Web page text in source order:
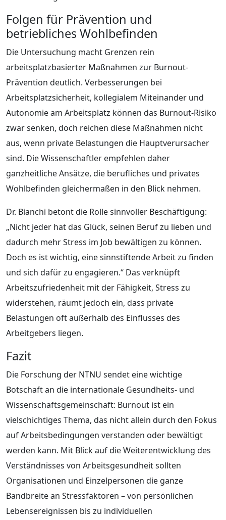
Folgen für Prävention und
betriebliches Wohlbefinden
Die Untersuchung macht Grenzen rein
arbeitsplatzbasierter Maßnahmen zur Burnout-
Prävention deutlich. Verbesserungen bei
Arbeitsplatzsicherheit, kollegialem Miteinander und
Autonomie am Arbeitsplatz können das Burnout-Risiko
zwar senken, doch reichen diese Maßnahmen nicht
aus, wenn private Belastungen die Hauptverursacher
sind. Die Wissenschaftler empfehlen daher
ganzheitliche Ansätze, die berufliches und privates
Wohlbefinden gleichermaßen in den Blick nehmen.
Dr. Bianchi betont die Rolle sinnvoller Beschäftigung:
„Nicht jeder hat das Glück, seinen Beruf zu lieben und
dadurch mehr Stress im Job bewältigen zu können.
Doch es ist wichtig, eine sinnstiftende Arbeit zu finden
und sich dafür zu engagieren.“ Das verknüpft
Arbeitszufriedenheit mit der Fähigkeit, Stress zu
widerstehen, räumt jedoch ein, dass private
Belastungen oft außerhalb des Einflusses des
Arbeitgebers liegen.
Fazit
Die Forschung der NTNU sendet eine wichtige
Botschaft an die internationale Gesundheits- und
Wissenschaftsgemeinschaft: Burnout ist ein
vielschichtiges Thema, das nicht allein durch den Fokus
auf Arbeitsbedingungen verstanden oder bewältigt
werden kann. Mit Blick auf die Weiterentwicklung des
Verständnisses von Arbeitsgesundheit sollten
Organisationen und Einzelpersonen die ganze
Bandbreite an Stressfaktoren – von persönlichen
Lebensereignissen bis zu individuellen